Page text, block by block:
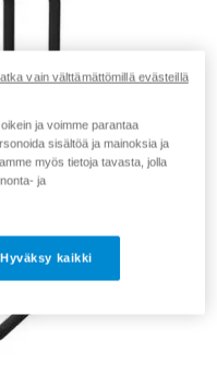
ja voimme parantaa
sisältöä ja mainoksia ja
myös tietoja tavasta, jolla
ja
Hyväksy kaikki
vain välttämättömillä evästeillä